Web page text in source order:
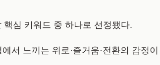
심 키워드 중 하나로 선정됐다.
서 느끼는 위로·즐거움·전환의 감정이